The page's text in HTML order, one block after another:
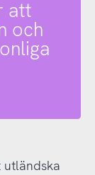
att
och